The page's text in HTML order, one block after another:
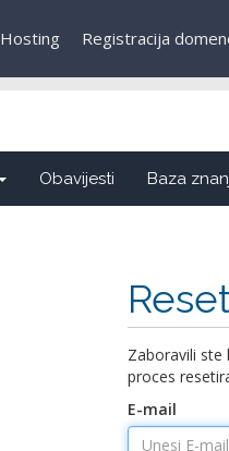
Hosting Registracija
Obavijesti Baza
Zaboravili ste
proces
E-mail